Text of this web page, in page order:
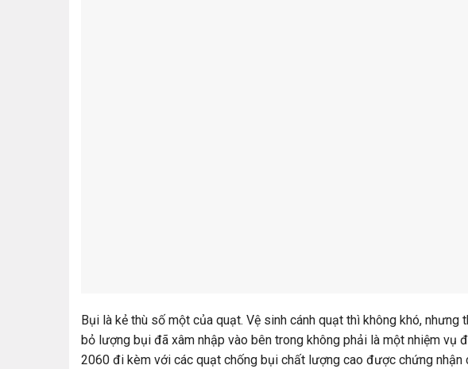
Bụi là kẻ thù số một của quạt. Vệ sinh cánh quạt thì không khó, nhưng
bỏ lượng bụi đã xâm nhập vào bên trong không phải là một nhiệm vụ
2060 đi kèm với các quạt chống bụi chất lượng cao được chứng nhận